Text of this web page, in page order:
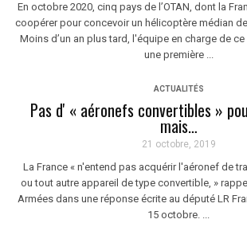
En octobre 2020, cinq pays de l’OTAN, dont la
coopérer pour concevoir un hélicoptère médian
Moins d’un an plus tard, l'équipe en charge de
une première ...
ACTUALITÉS
Pas d' « aéronefs convertibles »
mais…
21 octobre, 2019
La France « n'entend pas acquérir l'aéronef de
ou tout autre appareil de type convertible, »
Armées dans une réponse écrite au député LR
15 octobre. ...